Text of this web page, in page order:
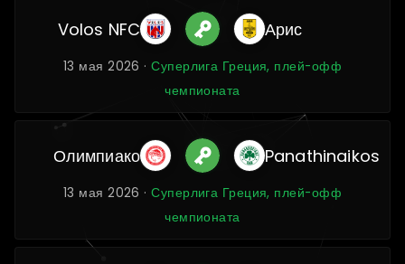
Volos NFC Арис
13 мая 2026 ·Суперлига Греция, плей-офф
чемпионата
Олимпиако Panathinaikos
13 мая 2026 ·Суперлига Греция, плей-офф
чемпионата